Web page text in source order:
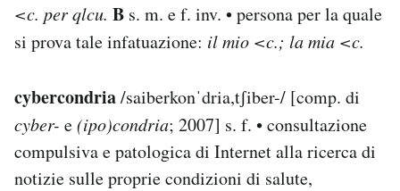
<c. per qlcu. B s. m. e f. inv. • persona per la quale
si prova tale infatuazione: il mio <c.; la mia <c.
cybercondria/saiberkonˈdria,tʃiber-/ [comp. di
cyber- e(ipo)condria; 2007] s. f. • consultazione
compulsiva e patologica di Internet alla ricerca di
notizie sulle proprie condizioni di salute,